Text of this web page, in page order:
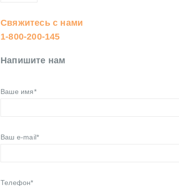
Свяжитесь с нами
1-800-200-145
Напишите нам
Ваше имя*
Ваш e-mail*
Телефон*